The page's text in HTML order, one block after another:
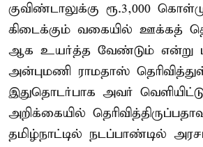
குவிண்டாலுக்கு ரூ.3,000
கிடைக்கும் வகையில் ஊக்கத்
ஆக உயர்த்த வேண்டும் என்று
அன்புமணி ராமதாஸ்
இதுதொடர்பாக அவர்
அறிக்கையில்
தமிழ்நாட்டில் நடப்பாண்டில்